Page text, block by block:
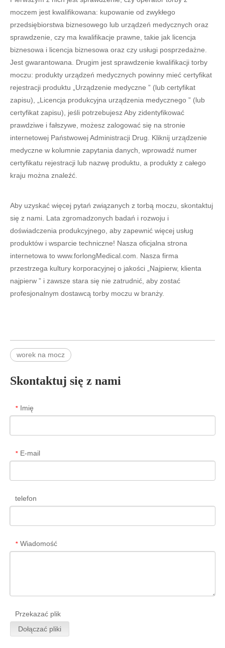
moczem jest kwalifikowana: kupowanie od zwykłego
przedsiębiorstwa biznesowego lub urządzeń medycznych oraz
sprawdzenie, czy ma kwalifikacje prawne, takie jak licencja
biznesowa i licencja biznesowa oraz czy usługi posprzedażne.
Jest gwarantowana. Drugim jest sprawdzenie kwalifikacji torby
moczu: produkty urządzeń medycznych powinny mieć certyfikat
rejestracji produktu „Urządzenie medyczne ” (lub certyfikat
zapisu), „Licencja produkcyjna urządzenia medycznego ” (lub
certyfikat zapisu), jeśli potrzebujesz Aby zidentyfikować
prawdziwe i fałszywe, możesz zalogować się na stronie
internetowej Państwowej Administracji Drug. Kliknij urządzenie
medyczne w kolumnie zapytania danych, wprowadź numer
certyfikatu rejestracji lub nazwę produktu, a produkty z całego
kraju można znaleźć.
Aby uzyskać więcej pytań związanych z torbą moczu, skontaktuj
się z nami. Lata zgromadzonych badań i rozwoju i
doświadczenia produkcyjnego, aby zapewnić więcej usług
produktów i wsparcie techniczne! Nasza oficjalna strona
internetowa to www.forlongMedical.com. Nasza firma
przestrzega kultury korporacyjnej o jakości „Najpierw, klienta
najpierw ” i zawsze stara się nie zatrudnić, aby zostać
profesjonalnym dostawcą torby moczu w branży.
worek na mocz
Skontaktuj się z nami
* Imię
* E-mail
telefon
* Wiadomość
Przekazać plik
Dołączać pliki